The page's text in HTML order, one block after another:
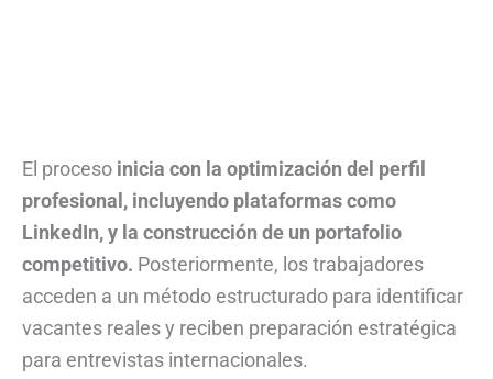
El proceso inicia con la optimización del perfil
profesional, incluyendo plataformas como
LinkedIn, y la construcción de un portafolio
competitivo. Posteriormente, los trabajadores
acceden a un método estructurado para identificar
vacantes reales y reciben preparación estratégica
para entrevistas internacionales.